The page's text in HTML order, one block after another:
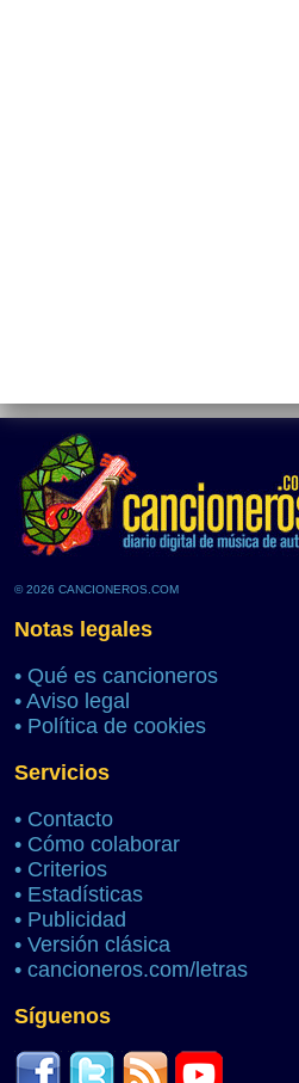
© 2026 CANCIONEROS.COM
Notas legales
• Qué es cancioneros
• Aviso legal
• Política de cookies
Servicios
• Contacto
• Cómo colaborar
• Criterios
• Estadísticas
• Publicidad
• Versión clásica
• cancioneros.com/letras
Síguenos